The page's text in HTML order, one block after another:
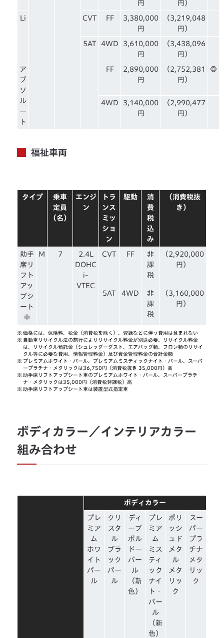
円 円）
Li CVT FF
3,380,000
円
（3,219,048
円）
5AT 4WD
3,610,000
円
（3,438,096
円）
ア
ブ
ソ
ル
ー
ト
FF
2,890,000
円
（2,752,381
円）
◎
4WD
3,140,000
円
（2,990,477
円）
福祉車両
タイプ
乗車
定員
（名）
エンジ
ン
トラ
ンス
ミッ
ショ
ン
駆動
消
費
税
込
み
（消費税抜
き）
助手
席リ
フト
アッ
プシ
ート
車
M 7
2.4L
DOHC
i-
VTEC
CVT FF
非
課
税
（2,920,000
円）
5AT 4WD
非
課
税
（3,160,000
円）
※ 価格には、保険料、税金（消費税を除く）、登録などに伴う費用は含まれない
※ 自動車リサイクル法の施行によりリサイクル料金が別途必要。リサイクル料金
は、リサイクル預託金（シュレッダーダスト、エアバッグ類、フロン類のリサイ
クル等に必要な費用、情報管理料金）及び資金管理料金の合計金額
※ プレミアムホワイト・パール、プレミアムミスティックナイト・パール、スーパ
ープラチナ・メタリックは36,750円（消費税抜き 35,000円）高
※ 助手席リフトアップシート車のプレミアムホワイト・パール、スーパープラチ
ナ・メタリックは35,000円（消費税非課税）高
※ 助手席リフトアップシート車は装置型式指定車
ボディカラー／インテリアカラー
組み合わせ
ボディカラー
プレ
ミア
ム
ホワ
イト
パー
ル
クリ
スタ
ル
ブラ
ック
パー
ル
ディ
ープ
ボル
ドー
パー
ル
（新
色）
プレ
ミア
ム
ミス
ティ
ック
ナイ
ト・
パー
ル
（新
色）
ポリ
ッシ
ュド
メタ
ル
メタ
リッ
ク
スー
パー
プラ
チナ
メタ
リッ
ク